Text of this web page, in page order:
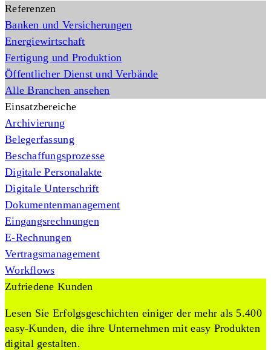
Referenzen
Banken und Versicherungen
Energiewirtschaft
Fertigung und Produktion
Öffentlicher Dienst und Verbände
Alle Branchen ansehen
Einsatzbereiche
Archivierung
Belegerfassung
Beschaffungsprozesse
Digitale Personalakte
Digitale Unterschrift
Dokumentenmanagement
Eingangsrechnungen
E-Rechnungen
Vertragsmanagement
Workflows
Zufriedene Kunden
Lesen Sie Erfolgsgeschichten einiger der mehr als 5.400
easy-Kunden, die ihre Unternehmen mit easy Produkten
digital gestalten.